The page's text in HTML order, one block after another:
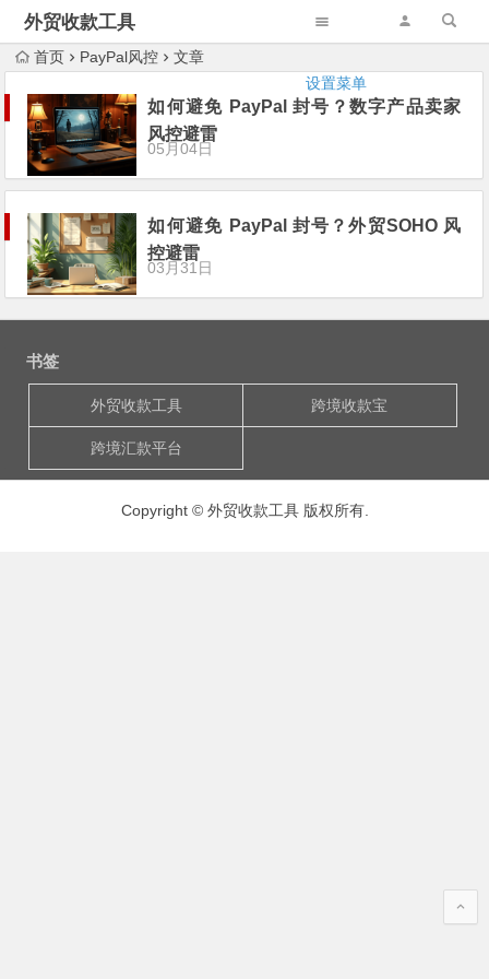
外贸收款工具
设置菜单
首页 PayPal风控 文章
如何避免 PayPal 封号？数字产品卖家
风控避雷
05月04日
如何避免 PayPal 封号？外贸SOHO 风
控避雷
03月31日
书签
外贸收款工具 跨境收款宝
跨境汇款平台
Copyright © 外贸收款工具 版权所有.